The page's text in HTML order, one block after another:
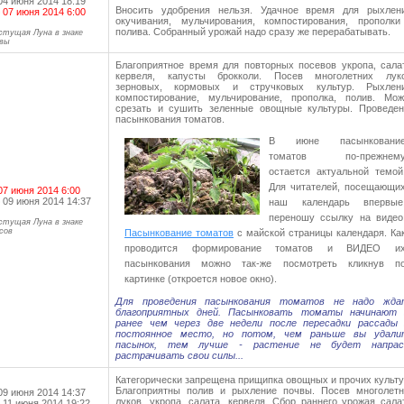
07 июня 2014 6:00
Луна в знаке
Вносить удобрения нельзя. Удачное время для
окучивания, мульчирования, компостирования,
полива. Собранный урожай надо сразу же перерабатывать.
июня 2014 6:00
09 июня 2014 14:37
Луна в знаке
Благоприятное время для повторных посевов укропа,
кервеля, капусты брокколи. Посев многолетних
зерновых, кормовых и стручковых культур.
компостирование, мульчирование, прополка, полив.
срезать и сушить зеленные овощные культуры.
пасынкования томатов.
В июне
томатов по-
остается актуальной темой.
Для читателей, посещающих
наш календарь впервые,
переношу ссылку на видео:
Пасынкование томатов c майской страницы календаря.
проводится формирование томатов и ВИДЕО их
пасынкования можно так-же посмотреть кликнув
картинке (откроется новое окно).
Для проведения пасынкования томатов не надо
благоприятных дней. Пасынковать томаты начинают
ранее чем через две недели после пересадки рассады
постоянное место, но потом, чем раньше вы
пасынок, тем лучше - растение не будет
растрачивать свои силы...
июня 2014 14:37
Категорически запрещена прищипка овощных и прочих
Благоприятны полив и рыхление почвы. Посев
луков, укропа, салата, кервеля. Сбор раннего урожая